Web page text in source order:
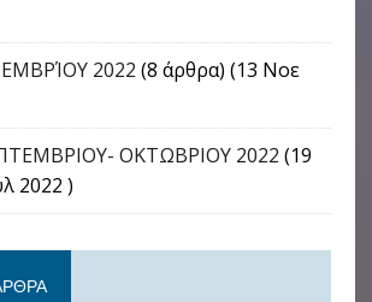
2022 (8 άρθρα) (13 Νοε
ΟΚΤΩΒΡΙΟΥ 2022 (19
2022 )